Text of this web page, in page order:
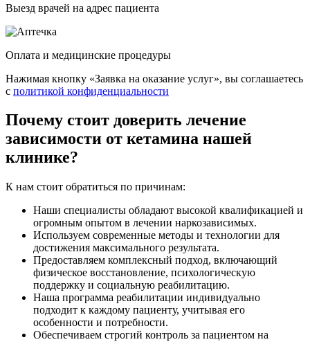
Выезд врачей на адрес пациента
Оплата и медицинские процедуры
Нажимая кнопку «Заявка на оказание услуг», вы соглашаетесь
с политикой конфиденциальности
Почему стоит доверить лечение
зависимости от кетамина нашей
клинике?
К нам стоит обратиться по причинам:
Наши специалисты обладают высокой квалификацией и
огромным опытом в лечении наркозависимых.
Используем современные методы и технологии для
достижения максимального результата.
Предоставляем комплексный подход, включающий
физическое восстановление, психологическую
поддержку и социальную реабилитацию.
Наша программа реабилитации индивидуально
подходит к каждому пациенту, учитывая его
особенности и потребности.
Обеспечиваем строгий контроль за пациентом на